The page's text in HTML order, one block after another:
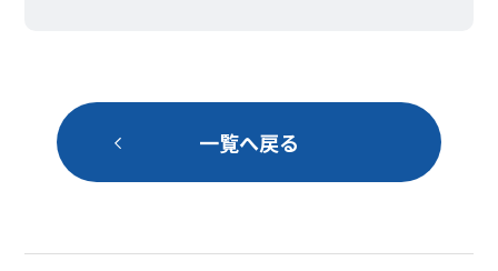
一覧へ戻る